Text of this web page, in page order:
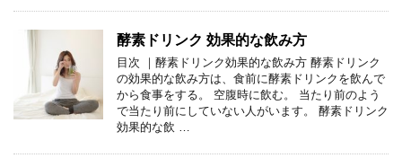
酵素ドリンク 効果的な飲み方
目次 ｜酵素ドリンク効果的な飲み方 酵素ドリンク
の効果的な飲み方は、食前に酵素ドリンクを飲んで
から食事をする。 空腹時に飲む。 当たり前のよう
で当たり前にしていない人がいます。 酵素ドリンク
効果的な飲 …